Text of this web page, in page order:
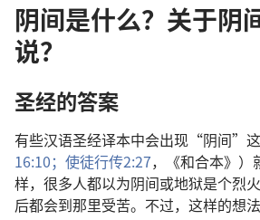
阴间是什么？关于阴
说？
圣经的答案
有些汉语圣经译本中会出现“阴间”
16:10； 使徒行传2:27，《和合本》）
样，很多人都以为阴间或地狱是个烈
后都会到那里受苦。不过，这样的想